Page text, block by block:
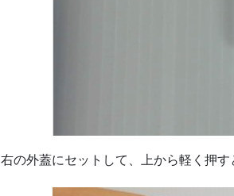
右の外蓋にセットして、上から軽く押す